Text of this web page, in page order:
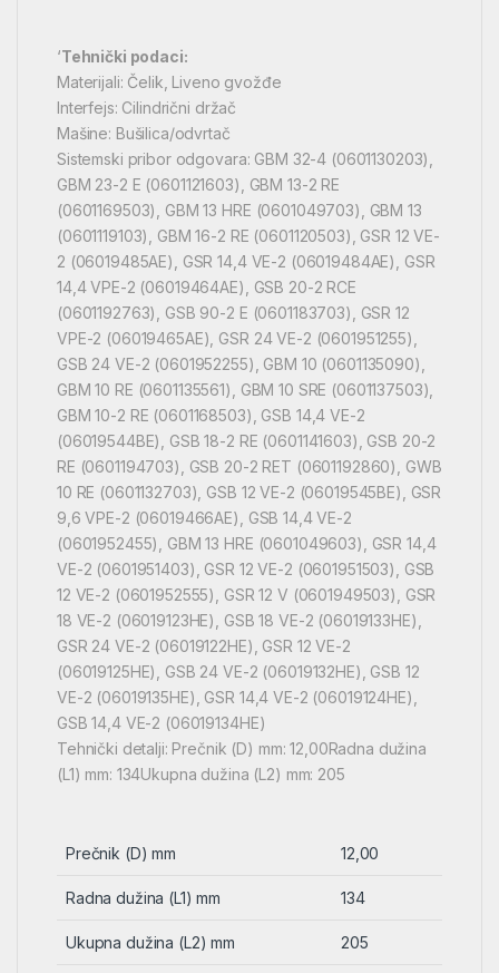
‘Tehnički podaci:
Materijali: Čelik, Liveno gvožđe
Interfejs: Cilindrični držač
Mašine: Bušilica/odvrtač
Sistemski pribor odgovara: GBM 32-4 (0601130203),
GBM 23-2 E (0601121603), GBM 13-2 RE
(0601169503), GBM 13 HRE (0601049703), GBM 13
(0601119103), GBM 16-2 RE (0601120503), GSR 12 VE-
2 (06019485AE), GSR 14,4 VE-2 (06019484AE), GSR
14,4 VPE-2 (06019464AE), GSB 20-2 RCE
(0601192763), GSB 90-2 E (0601183703), GSR 12
VPE-2 (06019465AE), GSR 24 VE-2 (0601951255),
GSB 24 VE-2 (0601952255), GBM 10 (0601135090),
GBM 10 RE (0601135561), GBM 10 SRE (0601137503),
GBM 10-2 RE (0601168503), GSB 14,4 VE-2
(06019544BE), GSB 18-2 RE (0601141603), GSB 20-2
RE (0601194703), GSB 20-2 RET (0601192860), GWB
10 RE (0601132703), GSB 12 VE-2 (06019545BE), GSR
9,6 VPE-2 (06019466AE), GSB 14,4 VE-2
(0601952455), GBM 13 HRE (0601049603), GSR 14,4
VE-2 (0601951403), GSR 12 VE-2 (0601951503), GSB
12 VE-2 (0601952555), GSR 12 V (0601949503), GSR
18 VE-2 (06019123HE), GSB 18 VE-2 (06019133HE),
GSR 24 VE-2 (06019122HE), GSR 12 VE-2
(06019125HE), GSB 24 VE-2 (06019132HE), GSB 12
VE-2 (06019135HE), GSR 14,4 VE-2 (06019124HE),
GSB 14,4 VE-2 (06019134HE)
Tehnički detalji: Prečnik (D) mm: 12,00Radna dužina
(L1) mm: 134Ukupna dužina (L2) mm: 205
Prečnik (D) mm 12,00
Radna dužina (L1) mm 134
Ukupna dužina (L2) mm 205